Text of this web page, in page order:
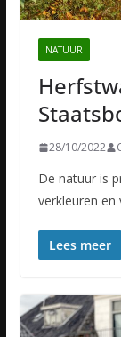
NATUUR
28/10/2022
De natuur is
verkleuren en
Lees meer